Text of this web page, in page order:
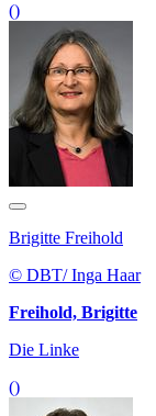
()
Brigitte Freihold
© DBT/ Inga Haar
Freihold, Brigitte
Die Linke
()